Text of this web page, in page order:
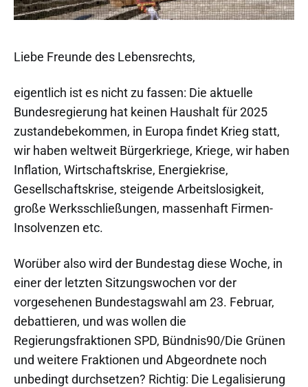
Liebe Freunde des Lebensrechts,
eigentlich ist es nicht zu fassen: Die aktuelle
Bundesregierung hat keinen Haushalt für 2025
zustandebekommen, in Europa findet Krieg statt,
wir haben weltweit Bürgerkriege, Kriege, wir haben
Inflation, Wirtschaftskrise, Energiekrise,
Gesellschaftskrise, steigende Arbeitslosigkeit,
große Werksschließungen, massenhaft Firmen-
Insolvenzen etc.
Worüber also wird der Bundestag diese Woche, in
einer der letzten Sitzungswochen vor der
vorgesehenen Bundestagswahl am 23. Februar,
debattieren, und was wollen die
Regierungsfraktionen SPD, Bündnis90/Die Grünen
und weitere Fraktionen und Abgeordnete noch
unbedingt durchsetzen? Richtig: Die Legalisierung